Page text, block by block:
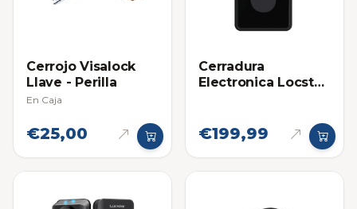
Cerrojo Visalock
Llave - Perilla
En Caja
€25,00
Cerradura
Electronica Locstar
Bluetooth y RFID
€199,99